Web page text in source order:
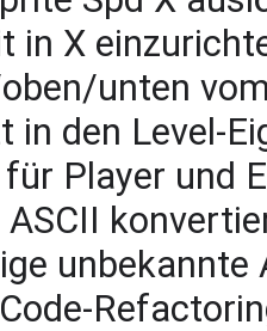
in X
unten
in den Level-
Player und
ASCII